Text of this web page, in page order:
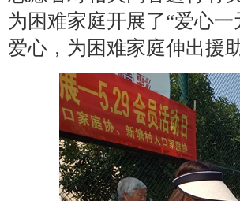
为困难家庭开展了“爱心
爱心，为困难家庭伸出援